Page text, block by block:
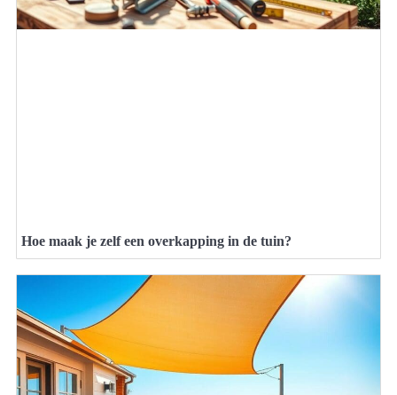
Hoe maak je zelf een overkapping in de tuin?